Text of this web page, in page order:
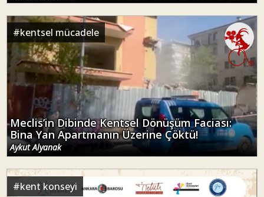
#kentsel mücadele
Meclis’in Dibinde Kentsel Dönüşüm Faciası:
Bina Yan Apartmanın Üzerine Çöktü!
Aykut Alyanak
#kent konseyi